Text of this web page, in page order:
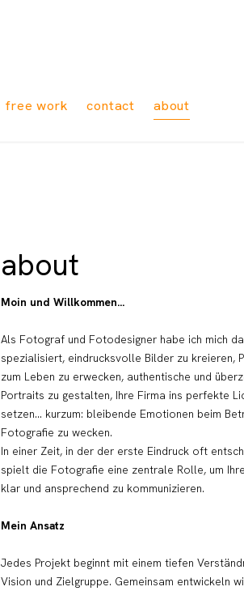
free work contact about
about
Moin und Willkommen…
Als Fotograf und Fotodesigner habe ich mich
spezialisiert, eindrucksvolle Bilder zu kreieren,
zum Leben zu erwecken, authentische und
Portraits zu gestalten, Ihre Firma ins perfekte
setzen… kurzum: bleibende Emotionen beim
Fotografie zu wecken.
In einer Zeit, in der der erste Eindruck oft
spielt die Fotografie eine zentrale Rolle, um
klar und ansprechend zu kommunizieren.
Mein Ansatz
Jedes Projekt beginnt mit einem tiefen
Vision und Zielgruppe. Gemeinsam entwickeln